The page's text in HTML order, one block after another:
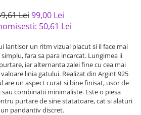
Lei 99,00 Lei
50,61 Lei
lantisor un ritm vizual placut si il face mai
fara sa para incarcat. Lungimea ii
iar alternanta zalei fine cu cea mai
linia gatului. Realizat din Argint 925
are un aspect curat si bine finisat, usor de
combinatii minimaliste. Este o piesa
purtare de sine statatoare, cat si alaturi
pandantiv discret.